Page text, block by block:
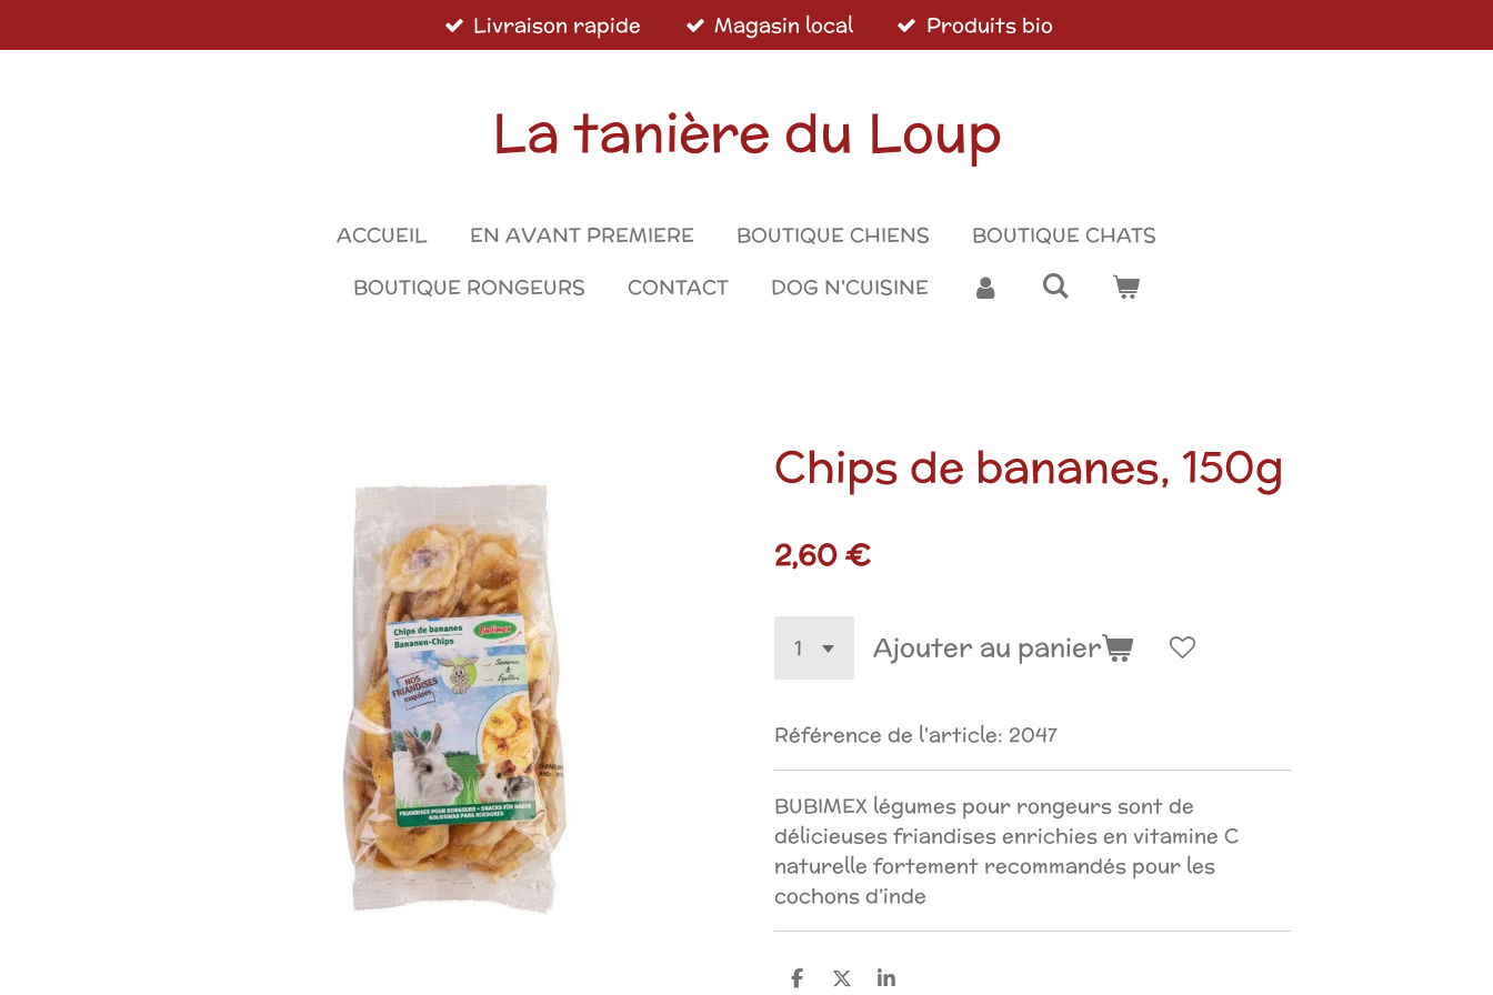
au
Livraison rapide Magasin local Produits bio
La tanière du Loup
ACCUEIL EN AVANT PREMIERE BOUTIQUE CHIENS
BOUTIQUE CHATS
BOUTIQUE RONGEURS
CONTACT DOG N'CUISINE
Chips de bananes, 150g
2,60 €
Ajouter au panier
Référence de l'article: 2047
BUBIMEX légumes pour rongeurs sont de
délicieuses friandises enrichies en vitamine C
naturelle fortement recommandés pour les
cochons d’inde
P P P